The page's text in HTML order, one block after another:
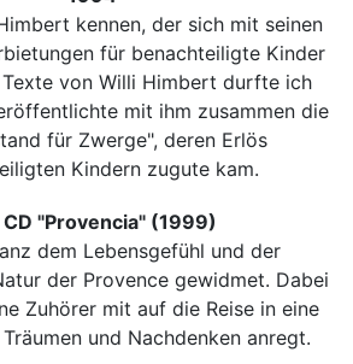
kennen, der sich mit seinen
für benachteiligte Kinder
von Willi Himbert durfte ich
mit ihm zusammen die
für Zwerge", deren Erlös
Kindern zugute kam.
CD "Provencia" (1999)
dem Lebensgefühl und der
der Provence gewidmet. Dabei
Zuhörer mit auf die Reise in eine
und Nachdenken anregt.